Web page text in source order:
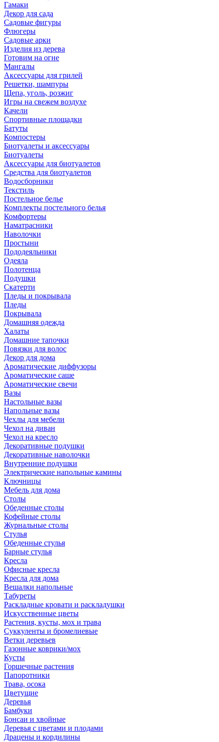
Гамаки
Декор для сада
Садовые фигуры
Флюгеры
Садовые арки
Изделия из дерева
Готовим на огне
Мангалы
Аксессуары для грилей
Решетки, шампуры
Щепа, уголь, розжиг
Игры на свежем воздухе
Качели
Спортивные площадки
Батуты
Компостеры
Биотуалеты и аксессуары
Биотуалеты
Аксессуары для биотуалетов
Средства для биотуалетов
Водосборники
Текстиль
Постельное белье
Комплекты постельного белья
Комфортеры
Наматрасники
Наволочки
Простыни
Пододеяльники
Одеяла
Полотенца
Подушки
Скатерти
Пледы и покрывала
Пледы
Покрывала
Домашняя одежда
Халаты
Домашние тапочки
Повязки для волос
Декор для дома
Ароматические диффузоры
Ароматические саше
Ароматические свечи
Вазы
Настольные вазы
Напольные вазы
Чехлы для мебели
Чехол на диван
Чехол на кресло
Декоративные подушки
Декоративные наволочки
Внутренние подушки
Электрические напольные камины
Ключницы
Мебель для дома
Столы
Обеденные столы
Кофейные столы
Журнальные столы
Стулья
Обеденные стулья
Барные стулья
Кресла
Офисные кресла
Кресла для дома
Вешалки напольные
Табуреты
Раскладные кровати и раскладушки
Искусственные цветы
Растения, кусты, мох и трава
Суккуленты и бромелиевые
Ветки деревьев
Газонные коврики/мох
Кусты
Горшечные растения
Папоротники
Трава, осока
Цветущие
Деревья
Бамбуки
Бонсаи и хвойные
Деревья с цветами и плодами
Драцены и кордилины